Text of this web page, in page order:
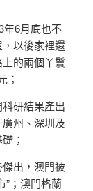
年6月底也不
以後家裡還
的兩個丫鬟
；
科研結果產出
州、深圳及
；
出，澳門被
”；澳門格蘭